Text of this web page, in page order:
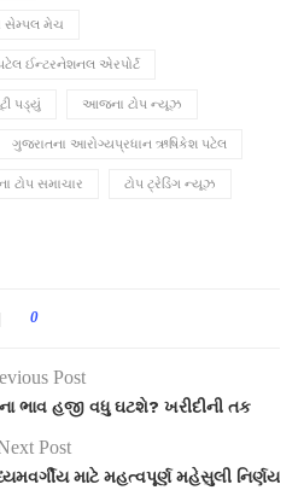
સેમ્પલ મેચ
ઈન્ટરનેશનલ એરપોર્ટ
પડ્યું આજના ટોપ ન્યૂઝ
ગુજરાતના આરોગ્યપ્રધાન ઋષિકેશ પટેલ
ટોપ સમાચાર ટોપ ટ્રેડિંગ ન્યૂઝ
0
Post
ભાવ હજી વધુ ઘટશે? ખરીદીની તક
Post
માટે મહત્વપૂર્ણ મહેસુલી નિર્ણય